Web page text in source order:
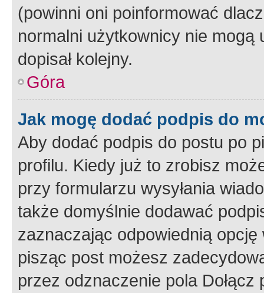
(powinni oni poinformować
normalni użytkownicy nie
dopisał kolejny.
Góra
Jak mogę dodać podpis do
Aby dodać podpis do postu po
profilu. Kiedy już to zrobisz
przy formularzu wysyłania
także domyślnie dodawać
zaznaczając odpowiednią
pisząc post możesz
przez odznaczenie pola